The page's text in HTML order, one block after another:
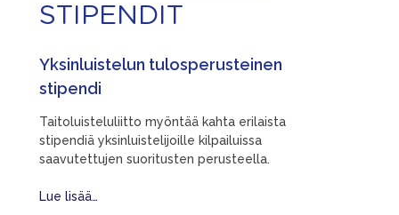
STIPENDIT
Yksinluistelun tulosperusteinen
stipendi
Taitoluisteluliitto myöntää kahta erilaista
stipendiä yksinluistelijoille kilpailuissa
saavutettujen suoritusten perusteella.
Lue lisää…